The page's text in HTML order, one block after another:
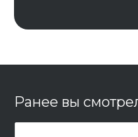
Ранее вы